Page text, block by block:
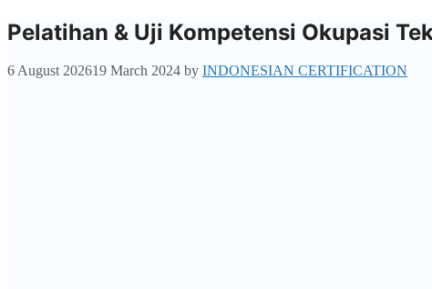
Pelatihan & Uji Kompetensi Okupasi
6 August 202619 March 2024 by INDONESIAN CERTIFICATION